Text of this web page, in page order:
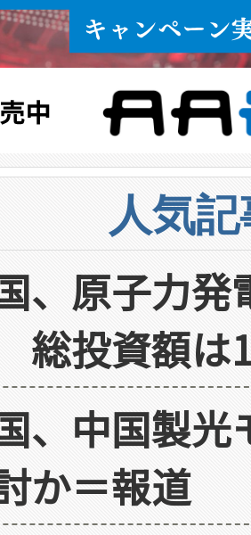
人気
、原子力
投資額は
、中国製光
か＝報道